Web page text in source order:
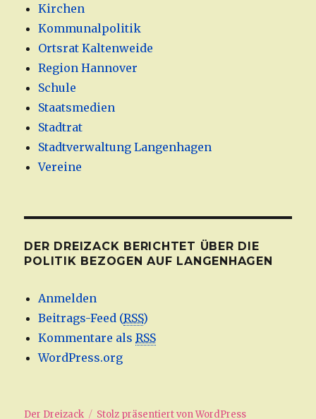
Kirchen
Kommunalpolitik
Ortsrat Kaltenweide
Region Hannover
Schule
Staatsmedien
Stadtrat
Stadtverwaltung Langenhagen
Vereine
DER DREIZACK BERICHTET ÜBER DIE
POLITIK BEZOGEN AUF LANGENHAGEN
Anmelden
Beitrags-Feed (RSS)
Kommentare alsRSS
WordPress.org
Der Dreizack Stolz präsentiert von WordPress